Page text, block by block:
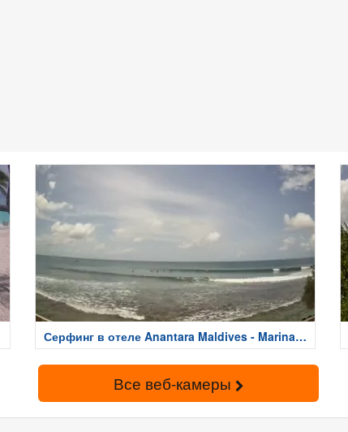
Серфинг в отеле Anantara Maldives - Marina
Island
Все веб-камеры